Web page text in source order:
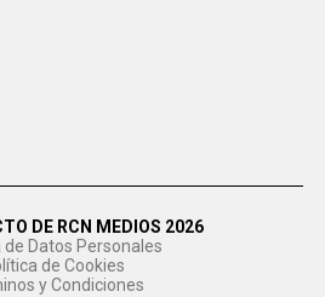
DE RCN MEDIOS 2026
de Datos Personales
de Cookies
y Condiciones